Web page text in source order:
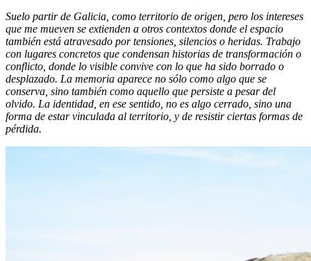
Suelo partir de Galicia, como territorio de origen, pero los intereses
que me mueven se extienden a otros contextos donde el espacio
también está atravesado por tensiones, silencios o heridas. Trabajo
con lugares concretos que condensan historias de transformación o
conflicto, donde lo visible convive con lo que ha sido borrado o
desplazado. La memoria aparece no sólo como algo que se
conserva, sino también como aquello que persiste a pesar del
olvido. La identidad, en ese sentido, no es algo cerrado, sino una
forma de estar vinculada al territorio, y de resistir ciertas formas de
pérdida.